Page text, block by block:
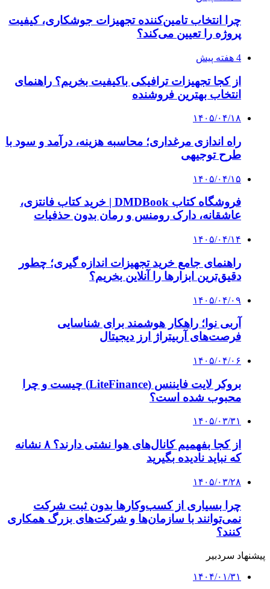
چرا انتخاب تامین‌کننده تجهیزات جوشکاری، کیفیت
پروژه را تعیین می‌کند؟
4 هفته پیش
از کجا تجهیزات ترافیکی باکیفیت بخریم؟ راهنمای
انتخاب بهترین فروشنده
۱۴۰۵/۰۴/۱۸
راه اندازی مرغداری؛ محاسبه هزینه، درآمد و سود با
طرح توجیهی
۱۴۰۵/۰۴/۱۵
فروشگاه کتاب DMDBook | خرید کتاب فانتزی،
عاشقانه، دارک رومنس و رمان بدون حذفیات
۱۴۰۵/۰۴/۱۴
راهنمای جامع خرید تجهیزات اندازه گیری؛ چطور
دقیق‌ترین ابزارها را آنلاین بخریم؟
۱۴۰۵/۰۴/۰۹
آربی نوا؛ راهکار هوشمند برای شناسایی
فرصت‌های آربیتراژ ارز دیجیتال
۱۴۰۵/۰۴/۰۶
بروکر لایت فایننس (LiteFinance) چیست و چرا
محبوب شده است؟
۱۴۰۵/۰۳/۳۱
از کجا بفهمیم کانال‌های هوا نشتی دارند؟ ۸ نشانه
که نباید نادیده بگیرید
۱۴۰۵/۰۳/۲۸
چرا بسیاری از کسب‌وکارها بدون ثبت شرکت
نمی‌توانند با سازمان‌ها و شرکت‌های بزرگ همکاری
کنند؟
پیشنهاد سردبیر
۱۴۰۴/۰۱/۳۱